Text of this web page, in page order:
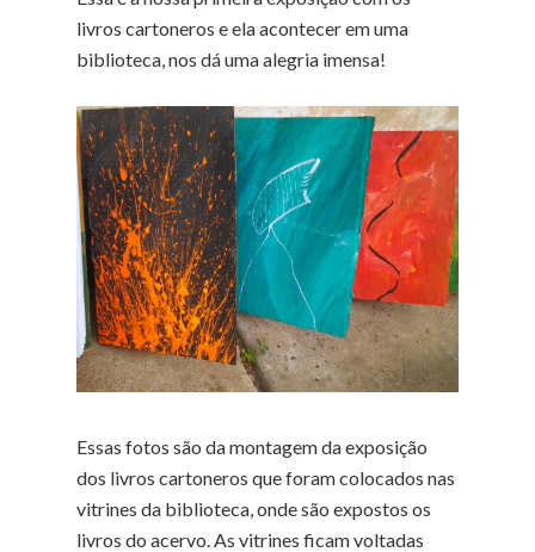
livros cartoneros e ela acontecer em uma
biblioteca, nos dá uma alegria imensa!
Essas fotos são da montagem da exposição
dos livros cartoneros que foram colocados nas
vitrines da biblioteca, onde são expostos os
livros do acervo. As vitrines ficam voltadas